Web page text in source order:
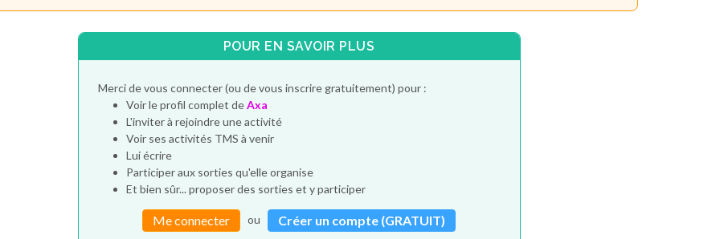
POUR EN SAVOIR PLUS
Merci de vous connecter (ou de vous inscrire gratuitement) pour :
Voir le profil complet deAxa
L'inviter à rejoindre une activité
Voir ses activités TMS à venir
Lui écrire
Participer aux sorties qu'elle organise
Et bien sûr... proposer des sorties et y participer
Me connecter ou Créer un compte (GRATUIT)